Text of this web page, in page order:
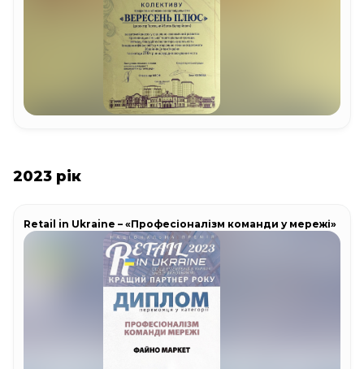
2023 рік
Retail in Ukraine – «Професіоналізм команди у мережі»